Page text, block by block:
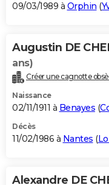
09/03/1989 à Orphin (
Augustin DE
ans)
Créer une cagnotte
Naissance
02/11/1911 à Benayes (
Décès
11/02/1986 à Nantes (
Alexandre DE